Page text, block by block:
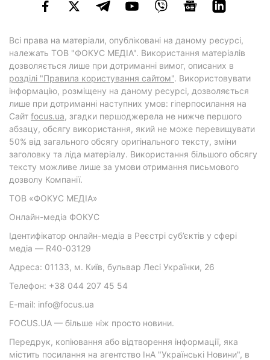
Всі права на матеріали, опубліковані на даному ресурсі,
належать ТОВ "ФОКУС МЕДІА". Використання матеріалів
дозволяється лише при дотриманні вимог, описаних в
розділі "Правила користування сайтом". Використовувати
інформацію, розміщену на даному ресурсі, дозволяється
лише при дотриманні наступних умов: гіперпосилання на
Cайт focus.ua, згадки першоджерела не нижче першого
абзацу, обсягу використання, який не може перевищувати
50% від загального обсягу оригінального тексту, зміни
заголовку та ліда матеріалу. Використання більшого обсягу
тексту можливе лише за умови отримання письмового
дозволу Компанії.
ТОВ «ФОКУС МЕДІА»
Онлайн-медіа ФОКУС
Ідентифікатор онлайн-медіа в Реєстрі суб’єктів у сфері
медіа — R40-03129
Адреса: 01133, м. Київ, бульвар Лесі Українки, 26
Телефон: +38 044 207 45 54
E-mail: info@focus.ua
FOCUS.UA — більше ніж просто новини.
Передрук, копіювання або відтворення інформації, яка
містить посилання на агентство ІнА "Українські Новини", в